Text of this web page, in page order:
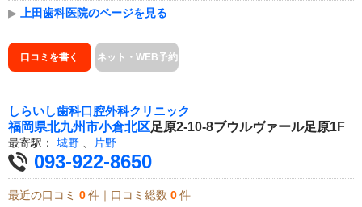
▶ 上田歯科医院のページを見る
口コミを書く ネット・WEB予約
しらいし歯科口腔外科クリニック
福岡県北九州市小倉北区足原2-10-8ブウルヴァール足原1F
最寄駅： 城野 、 片野
093-922-8650
最近の口コミ 0 件｜口コミ総数 0 件